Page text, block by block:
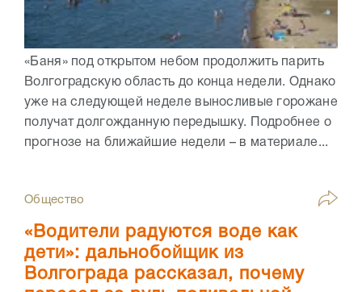
«Баня» под открытом небом продолжить парить
Волгоградскую область до конца недели. Однако
уже на следующей неделе выносливые горожане
получат долгожданную передышку. Подробнее о
прогнозе на ближайшие недели – в материале...
Общество
«Водители радуются воде как
дети»: дальнобойщик из
Волгограда рассказал, почему